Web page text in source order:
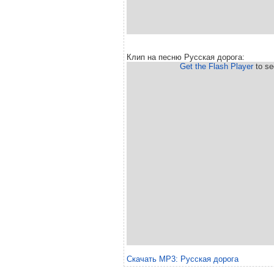
Клип на песню Русская дорога:
Get the Flash Playerto
Скачать MP3: Русская дорога